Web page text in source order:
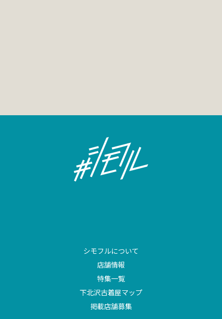
シモフルについて
店舗情報
特集一覧
下北沢古着屋マップ
掲載店舗募集